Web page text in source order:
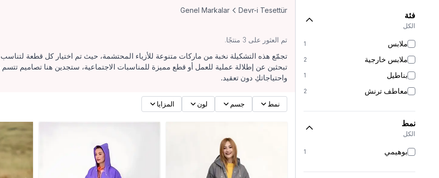
فئة
الكل
ملابس 1
ملابس خارجية 2
بناطيل 1
معاطف ترنش 2
نمط
الكل
بوهيمي 1
Devr-i Tesettür
Genel Markalar
تم العثور على 3 منتجًا.
تجمّع هذه التشكيلة نخبة من ماركات متنوعة للأزياء المحتشمة، حيث تم اختيار كل قطعة
تبحثين عن إطلالة عملية للعمل أو قطع مميزة للمناسبات الاجتماعية، ستجدين هنا تصاميم
واحتياجاتكِ دون تعقيد.
نمط جسم لون المزايا